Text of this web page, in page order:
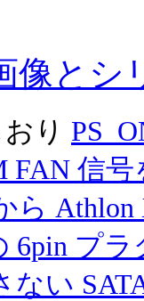
像とシ
り
FAN 信
ら Athlon
6pin プ
い